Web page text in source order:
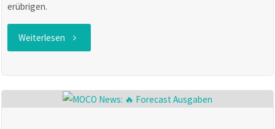
erübrigen.
Weiterlesen "MOCO-
Externes